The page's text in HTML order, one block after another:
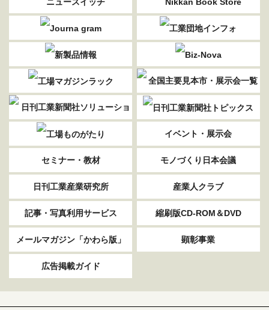
イベント・展示会
セミナー・教材 モノづくり日本会議
日刊工業産業研究所 産業人クラブ
記事・写真利用サービス 縮刷版CD-ROM＆DVD
メールマガジン「かわら版」 顕彰事業
広告掲載ガイド